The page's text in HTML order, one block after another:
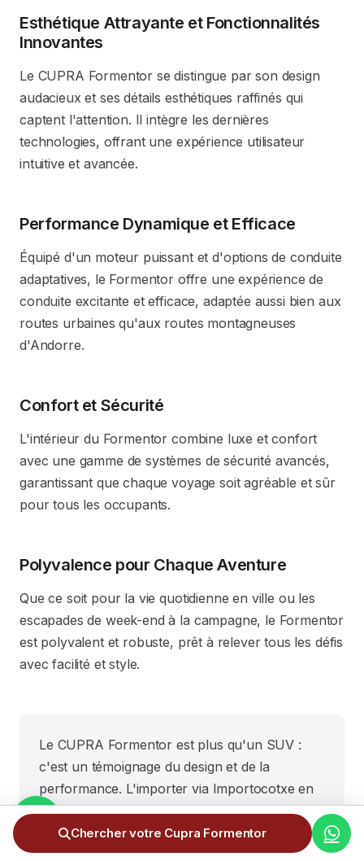
Esthétique Attrayante et Fonctionnalités
Innovantes
Le CUPRA Formentor se distingue par son design
audacieux et ses détails esthétiques raffinés qui
captent l'attention. Il intègre les dernières
technologies, offrant une expérience utilisateur
intuitive et avancée.
Performance Dynamique et Efficace
Équipé d'un moteur puissant et d'options de conduite
adaptatives, le Formentor offre une expérience de
conduite excitante et efficace, adaptée aussi bien aux
routes urbaines qu'aux routes montagneuses
d'Andorre.
Confort et Sécurité
L'intérieur du Formentor combine luxe et confort
avec une gamme de systèmes de sécurité avancés,
garantissant que chaque voyage soit agréable et sûr
pour tous les occupants.
Polyvalence pour Chaque Aventure
Que ce soit pour la vie quotidienne en ville ou les
escapades de week-end à la campagne, le Formentor
est polyvalent et robuste, prêt à relever tous les défis
avec facilité et style.
Le CUPRA Formentor est plus qu'un SUV :
c'est un témoignage du design et de la
performance. L'importer via Importocotxe en
Andorre est une décision intelligente pour
ceux qui apprécient l'esthétique et la
fonctionnalité dans un seul ensemble.
Chercher votre Cupra Formentor